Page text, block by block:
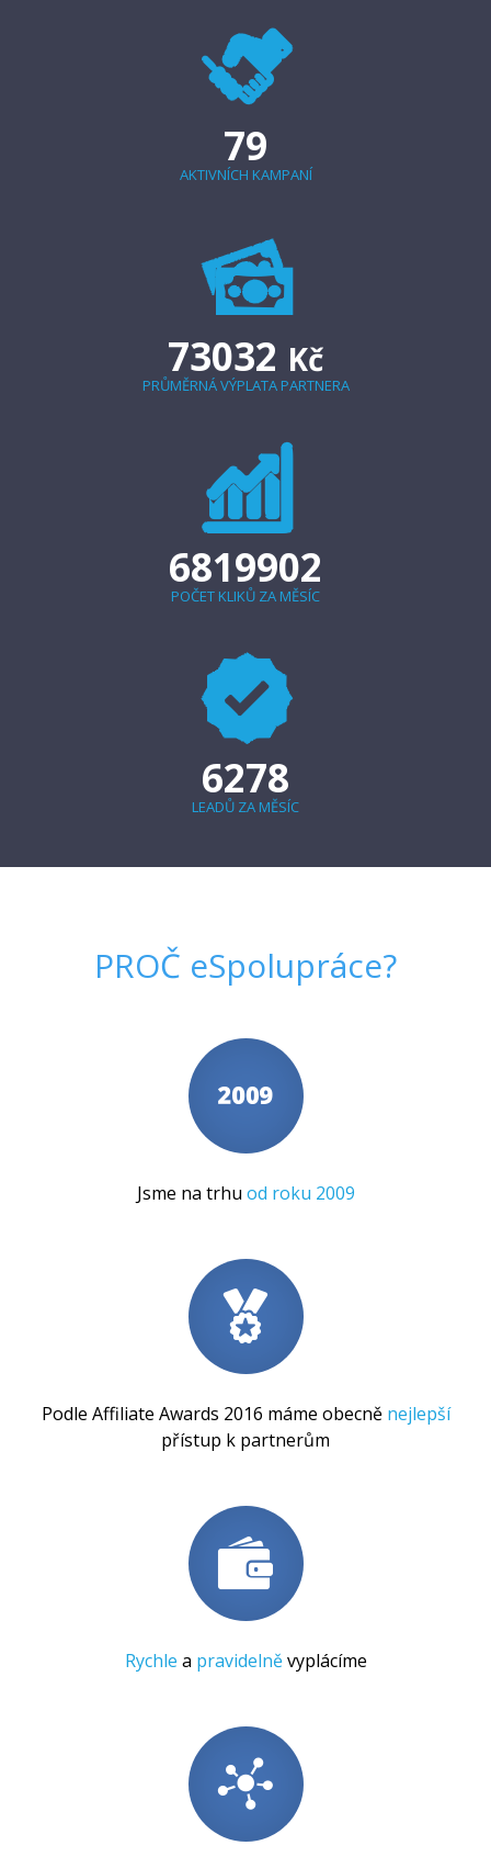
79
AKTIVNÍCH KAMPANÍ
73032 Kč
PRŮMĚRNÁ VÝPLATA PARTNERA
6819902
POČET KLIKŮ ZA MĚSÍC
6278
LEADŮ ZA MĚSÍC
PROČ eSpolupráce?
Jsme na trhu od roku 2009
Podle Affiliate Awards 2016 máme obecně nejlepší
přístup k partnerům
Rychle a pravidelněvyplácíme